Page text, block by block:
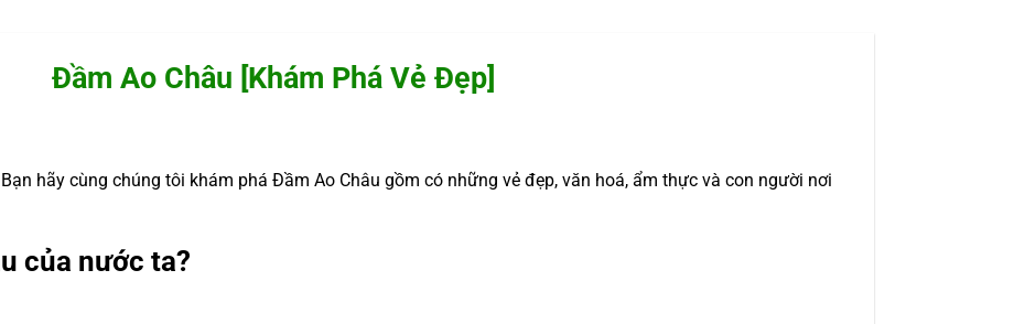
Đầm Ao Châu [Khám Phá Vẻ Đẹp]
hãy cùng chúng tôi khám phá Đầm Ao Châu gồm có những vẻ đẹp, văn hoá, ẩm thực và con người nơi
của nước ta?